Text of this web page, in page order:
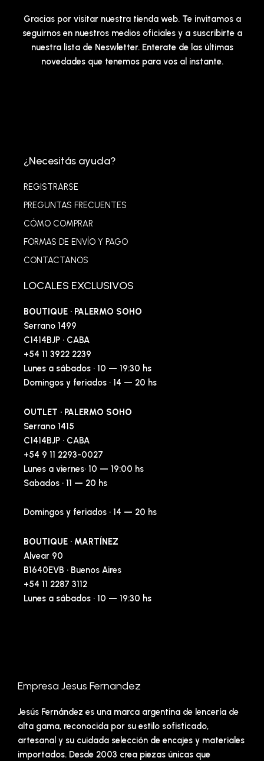
Gracias por visitar nuestra tienda web. Te invitamos a
seguirnos en nuestros medios oficiales y a suscribirte a
nuestra lista de Neswletter. Enterate de las últimas
novedades que tenemos para vos al instante.
¿Necesitás ayuda?
REGISTRARSE
PREGUNTAS FRECUENTES
CÓMO COMPRAR
FORMAS DE ENVÍO Y PAGO
CONTACTANOS
LOCALES EXCLUSIVOS
BOUTIQUE · PALERMO SOHO
Serrano 1499
C1414BJP · CABA
+54 11 3922 2239
Lunes a sábados · 10 — 19:30 hs
Domingos y feriados · 14 — 20 hs
OUTLET · PALERMO SOHO
Serrano 1415
C1414BJP · CABA
+54 9 11 2293-0027
Lunes a viernes· 10 — 19:00 hs
Sabados · 11 — 20 hs
Domingos y feriados · 14 — 20 hs
BOUTIQUE · MARTÍNEZ
Alvear 90
B1640EVB · Buenos Aires
+54 11 2287 3112
Lunes a sábados · 10 — 19:30 hs
Empresa Jesus Fernandez
Jesús Fernández es una marca argentina de lencería de
alta gama, reconocida por su estilo sofisticado,
artesanal y su cuidada selección de encajes y materiales
importados. Desde 2003 crea piezas únicas que